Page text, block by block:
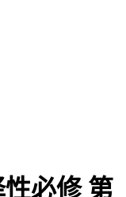
必修 第